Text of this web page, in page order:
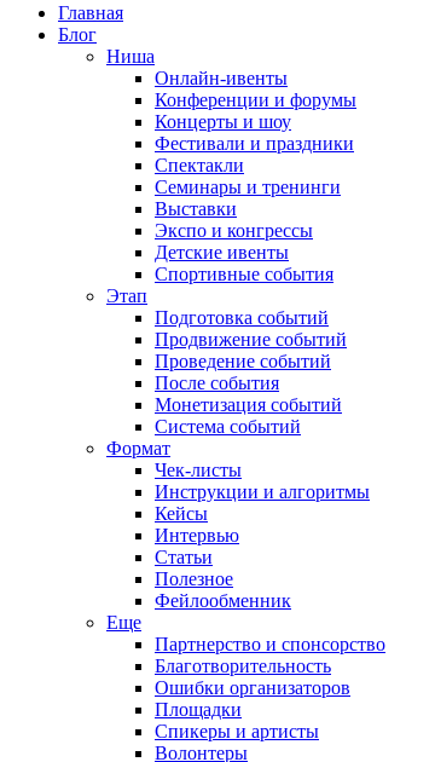
Главная
Блог
Ниша
Онлайн-ивенты
Конференции и форумы
Концерты и шоу
Фестивали и праздники
Спектакли
Семинары и тренинги
Выставки
Экспо и конгрессы
Детские ивенты
Спортивные события
Этап
Подготовка событий
Продвижение событий
Проведение событий
После события
Монетизация событий
Система событий
Формат
Чек-листы
Инструкции и алгоритмы
Кейсы
Интервью
Статьи
Полезное
Фейлообменник
Еще
Партнерство и спонсорство
Благотворительность
Ошибки организаторов
Площадки
Спикеры и артисты
Волонтеры